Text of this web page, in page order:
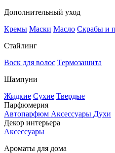
Дополнительный уход
Кремы Маски Масло Скрабы и
Стайлинг
Воск для волос Термозащита
Шампуни
Жидкие Сухие Твердые
Парфюмерия
Автопарфюм Аксессуары Духи
Декор интерьера
Аксессуары
Ароматы для дома